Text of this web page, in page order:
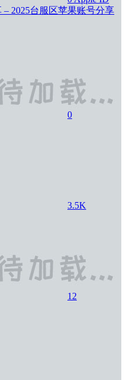
2025台服区苹果账号分享
0
3.5K
12